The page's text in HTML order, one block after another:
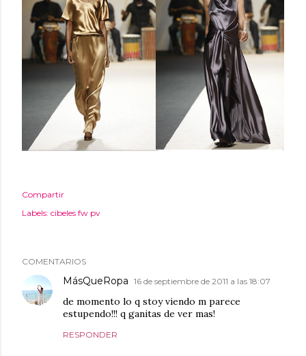
Compartir
Labels: cibeles fw pv
COMENTARIOS
MásQueRopa 16 de septiembre de 2011 a las 18:07
de momento lo q stoy viendo m parece
estupendo!!! q ganitas de ver mas!
RESPONDER